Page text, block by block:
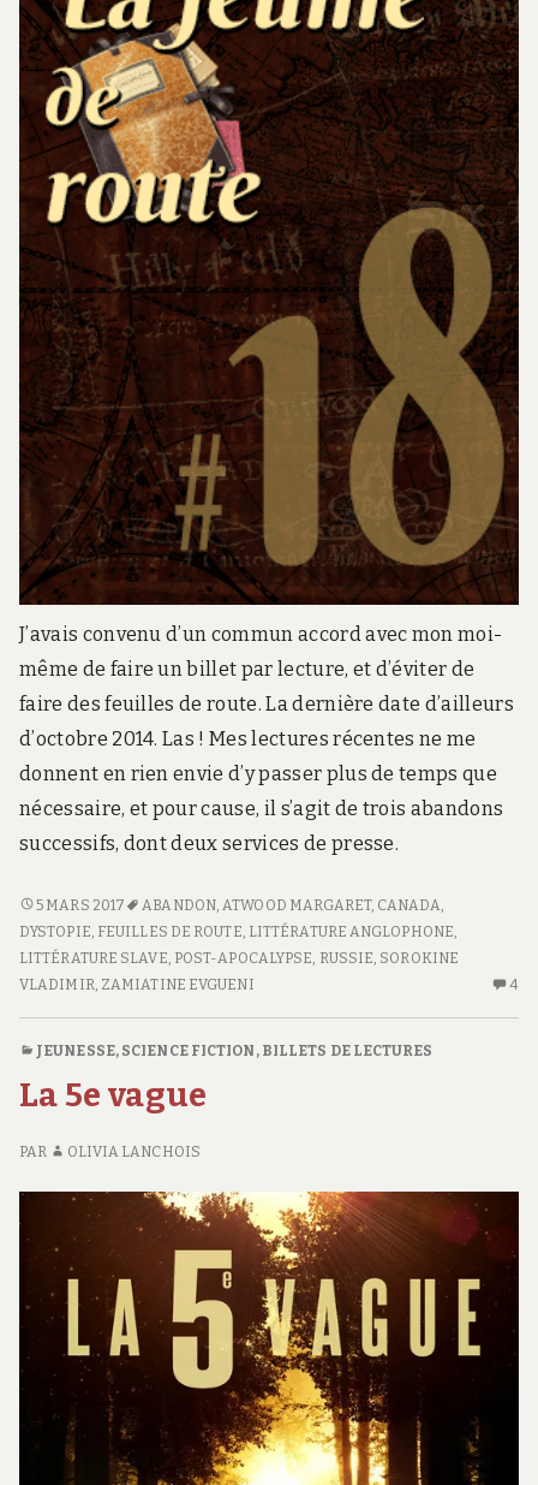
J’avais convenu d’un commun accord avec mon moi-
même de faire un billet par lecture, et d’éviter de
faire des feuilles de route. La dernière date d’ailleurs
d’octobre 2014. Las ! Mes lectures récentes ne me
donnent en rien envie d’y passer plus de temps que
nécessaire, et pour cause, il s’agit de trois abandons
successifs, dont deux services de presse.
FEUILLE
DE
ROUTE
#18
5 MARS 2017 ABANDON,ATWOOD MARGARET, CANADA,
DYSTOPIE, FEUILLES DE ROUTE, LITTÉRATURE ANGLOPHONE,
LITTÉRATURE SLAVE, POST-APOCALYPSE, RUSSIE, SOROKINE
VLADIMIR, ZAMIATINE EVGUENI 4
JEUNESSE, SCIENCE FICTION , BILLETS DE LECTURES
La 5e vague
PAR OLIVIA LANCHOIS